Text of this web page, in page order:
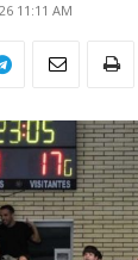
11:11 AM